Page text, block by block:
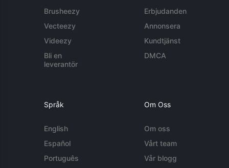
Brusheezy
Vecteezy
Videezy
Bli en
leverantör
Erbjudanden
Annonsera
Kundtjänst
DMCA
Språk
English
Español
Português
Om Oss
Om oss
Vårt team
Vår blogg